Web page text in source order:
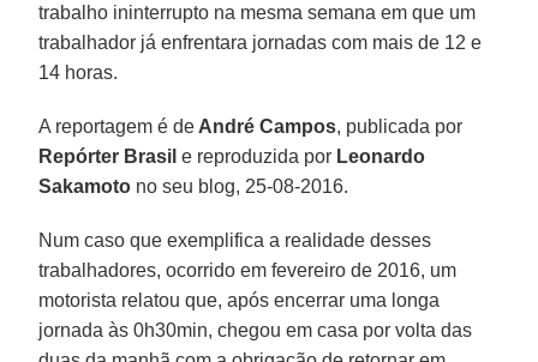
trabalho ininterrupto na mesma semana em que um
trabalhador já enfrentara jornadas com mais de 12 e
14 horas.
A reportagem é de André Campos, publicada por
Repórter Brasil e reproduzida por Leonardo
Sakamoto no seu blog, 25-08-2016.
Num caso que exemplifica a realidade desses
trabalhadores, ocorrido em fevereiro de 2016, um
motorista relatou que, após encerrar uma longa
jornada às 0h30min, chegou em casa por volta das